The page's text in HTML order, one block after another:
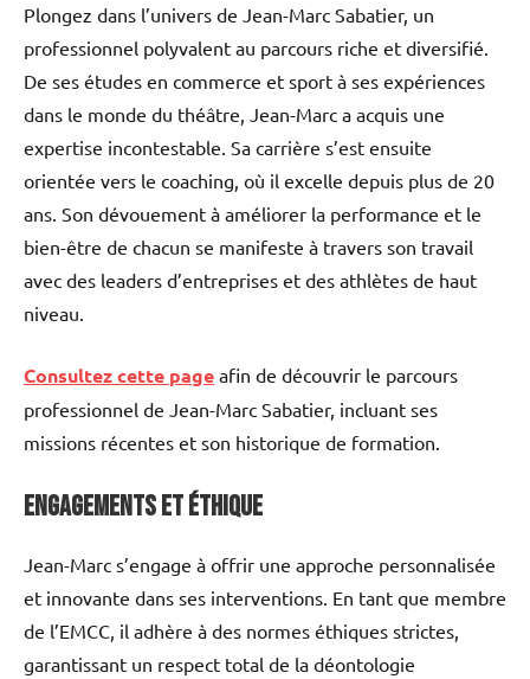
Plongez dans l’univers de Jean-Marc Sabatier, un
professionnel polyvalent au parcours riche et diversifié.
De ses études en commerce et sport à ses expériences
dans le monde du théâtre, Jean-Marc a acquis une
expertise incontestable. Sa carrière s’est ensuite
orientée vers le coaching, où il excelle depuis plus de 20
ans. Son dévouement à améliorer la performance et le
bien-être de chacun se manifeste à travers son travail
avec des leaders d’entreprises et des athlètes de haut
niveau.
Consultez cette page afin de découvrir le parcours
professionnel de Jean-Marc Sabatier, incluant ses
missions récentes et son historique de formation.
Engagements et éthique
Jean-Marc s’engage à offrir une approche personnalisée
et innovante dans ses interventions. En tant que membre
de l’EMCC, il adhère à des normes éthiques strictes,
garantissant un respect total de la déontologie